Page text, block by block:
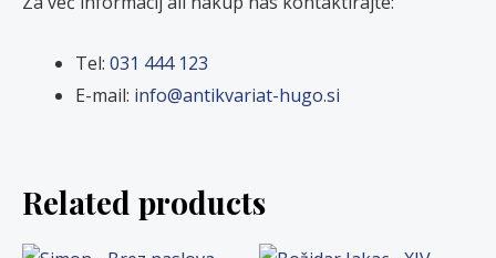
Tel: 031 444 123
E-mail: info@antikvariat-hugo.si
Related products